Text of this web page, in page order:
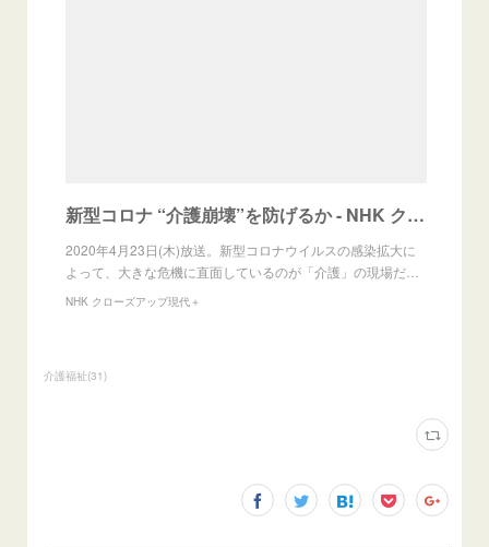
新型コロナ “介護崩壊”を防げるか - NHK クローズアップ現代＋
2020年4月23日(木)放送。新型コロナウイルスの感染拡大に
よって、大きな危機に直面しているのが「介護」の現場だ…
NHK クローズアップ現代＋
介護福祉(31)